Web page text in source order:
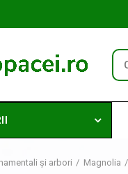
și arbori Magnolia